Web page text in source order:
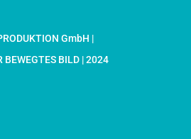
GmbH |
BEWEGTES BILD | 2024